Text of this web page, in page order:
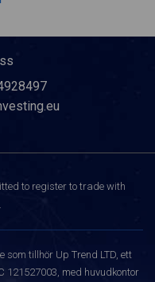
to register to trade with
tillhör Up Trend LTD, ett
med huvudkontor